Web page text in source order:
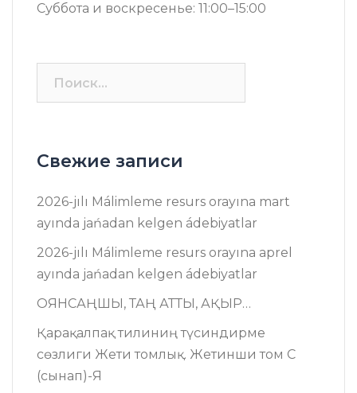
Суббота и воскресенье: 11:00–15:00
Свежие записи
2026-jılı Málimleme resurs оrayına mart
ayında jańadan kelgen ádebiyatlar
2026-jılı Málimleme resurs оrayına aprel
ayında jańadan kelgen ádebiyatlar
ОЯНСАҢШЫ, ТАҢ АТТЫ, АҚЫР…
Қарақалпақ тилиниң түсиндирме
сөзлиги Жети томлық. Жетинши том C
(сынап)-Я